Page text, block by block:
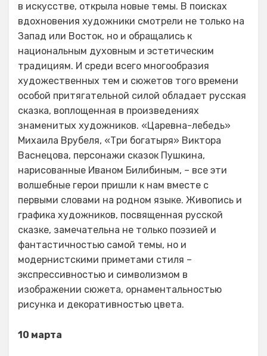
в искусстве, открыла новые темы. В поисках
вдохновения художники смотрели не только на
Запад или Восток, но и обращались к
национальным духовным и эстетическим
традициям. И среди всего многообразия
художественных тем и сюжетов того времени
особой притягательной силой обладает русская
сказка, воплощенная в произведениях
знаменитых художников. «Царевна-лебедь»
Михаила Врубеля, «Три богатыря» Виктора
Васнецова, персонажи сказок Пушкина,
нарисованные Иваном Билибиным, – все эти
волшебные герои пришли к нам вместе с
первыми словами на родном языке. Живопись и
графика художников, посвященная русской
сказке, замечательна не только поэзией и
фантастичностью самой темы, но и
модернистскими приметами стиля –
экспрессивностью и символизмом в
изображении сюжета, орнаментальностью
рисунка и декоративностью цвета.
10 марта